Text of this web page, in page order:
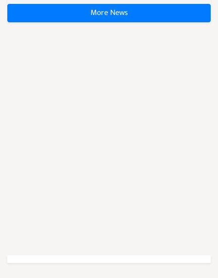
More News